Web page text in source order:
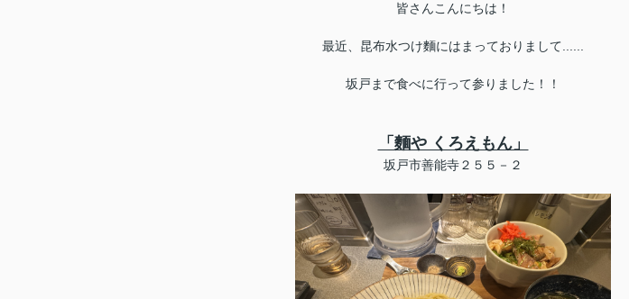
皆さんこんにちは！
最近、昆布水つけ麵にはまっておりまして......
坂戸まで食べに行って参りました！！
「麵や くろえもん」
坂戸市善能寺２５５－２